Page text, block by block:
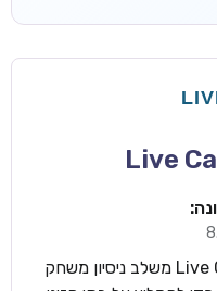
Live
צוות העריכה של Live Casinos Israel משלב ניסיון משחק